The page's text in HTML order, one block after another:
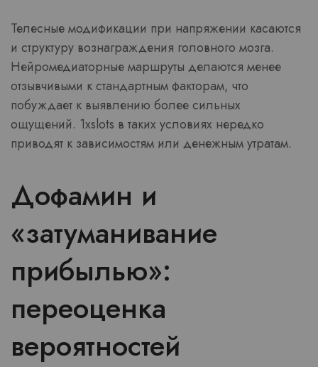
Телесные модификации при напряжении касаются
и структуру вознаграждения головного мозга.
Нейромедиаторные маршруты делаются менее
отзывчивыми к стандартным факторам, что
побуждает к выявлению более сильных
ощущений. 1xslots в таких условиях нередко
приводят к зависимостям или денежным утратам.
Дофамин и
«затуманивание
прибылью»:
переоценка
вероятностей